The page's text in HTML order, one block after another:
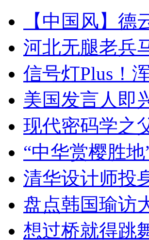
【中国风】
河北无腿老兵
信号灯Plus！
美国发言人即
现代密码学之
“中华赏樱胜
清华设计师投
盘点韩国瑜访
想过桥就得跳